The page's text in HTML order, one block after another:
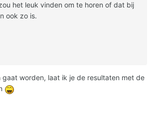
het leuk vinden om te horen of dat bij
ook zo is.
gaat worden, laat ik je de resultaten met de